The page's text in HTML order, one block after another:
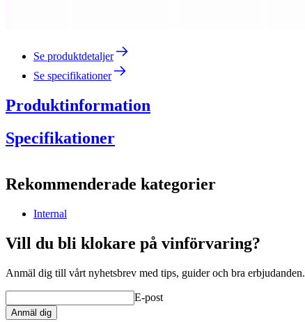
Se produktdetaljer
Se specifikationer
Produktinformation
Specifikationer
Produktnummerconsultation
Mått (BxHxD cm)
Vikt (kg)1.5
Rekommenderade kategorier
Internal
Vill du bli klokare på vinförvaring?
Anmäl dig till vårt nyhetsbrev med tips, guider och bra erbjudanden.
E-post
Anmäl dig